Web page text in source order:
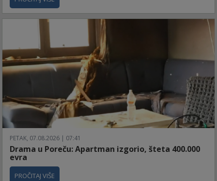
PETAK, 07.08.2026 | 07:41
Drama u Poreču: Apartman izgorio, šteta 400.000
evra
PROČITAJ VIŠE